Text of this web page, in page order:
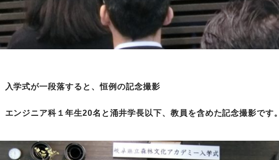
入学式が一段落すると、恒例の記念撮影
エンジニア科１年生20名と涌井学長以下、教員を含めた記念撮影です。